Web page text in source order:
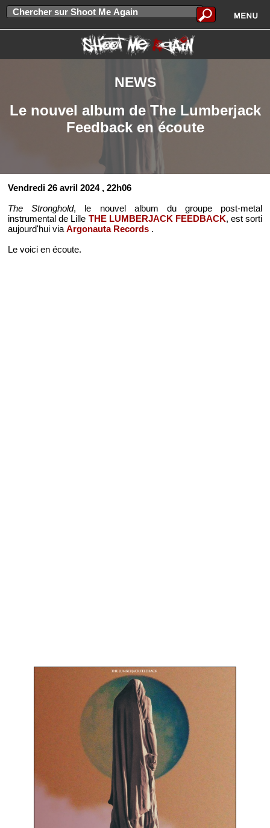
NEWS
Le nouvel album de The Lumberjack
Feedback en écoute
Vendredi 26 avril 2024 , 22h06
The Stronghold, le nouvel album du groupe post-metal
instrumental de Lille THE LUMBERJACK FEEDBACK, est sorti
aujourd'hui viaArgonauta Records .
Le voici en écoute.